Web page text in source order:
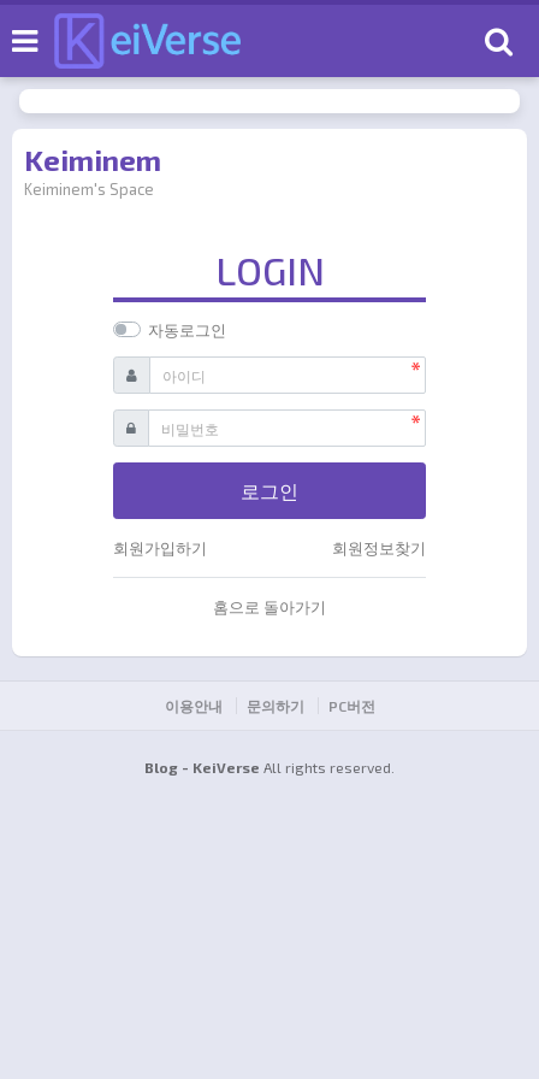
Keiminem
Keiminem's Space
LOGIN
자동로그인
아이디
필수
비밀번호 필수
로그인
회원가입하기 회원정보찾기
홈으로 돌아가기
이용안내 문의하기 PC버전
Blog - KeiVerse All rights reserved.